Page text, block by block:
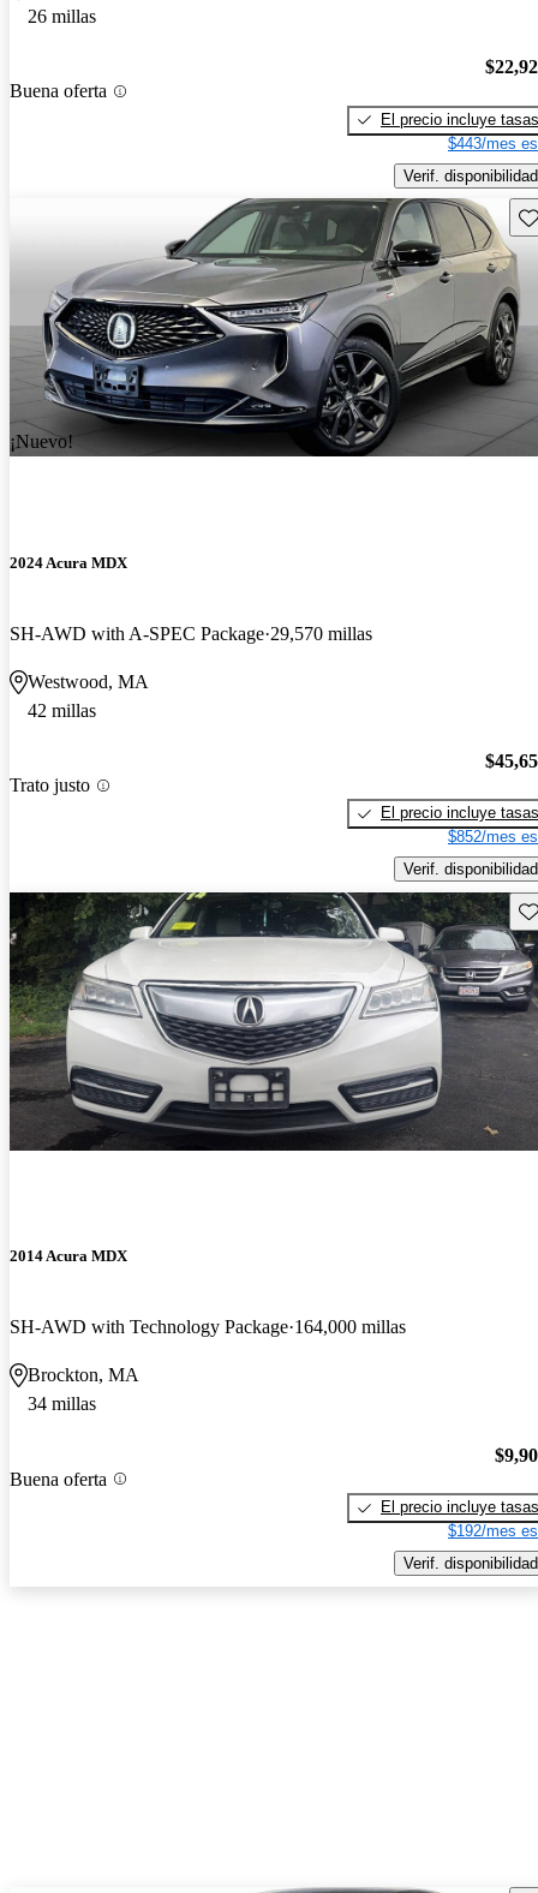
26 millas
Buena oferta
El precio incluye tasas
$443/mes
Verif. disponibilidad
¡Nuevo!
2024 Acura MDX
SH-AWD with A-SPEC Package 29,570 millas
Westwood, MA
42 millas
Trato justo
El precio incluye tasas
$852/mes
Verif. disponibilidad
2014 Acura MDX
SH-AWD with Technology Package 164,000 millas
Brockton, MA
34 millas
Buena oferta
El precio incluye tasas
$192/mes
Verif. disponibilidad